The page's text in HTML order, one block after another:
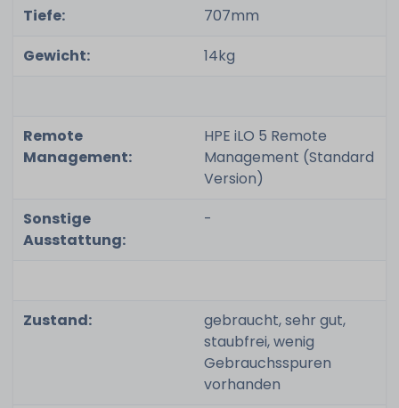
Tiefe:
707mm
Gewicht:
14kg
Remote
Management:
HPE iLO 5 Remote
Management (Standard
Version)
Sonstige
Ausstattung:
-
Zustand:
gebraucht, sehr gut,
staubfrei, wenig
Gebrauchsspuren
vorhanden